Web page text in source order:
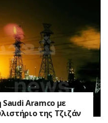
Aramco με
της Τζιζάν